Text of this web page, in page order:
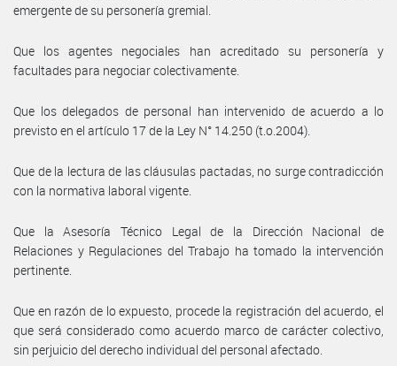
emergente de su personería gremial.
Que los agentes negociales han acreditado su personería y
facultades para negociar colectivamente.
Que los delegados de personal han intervenido de acuerdo a lo
previsto en el artículo 17 de la Ley N° 14.250 (t.o.2004).
Que de la lectura de las cláusulas pactadas, no surge contradicción
con la normativa laboral vigente.
Que la Asesoría Técnico Legal de la Dirección Nacional de
Relaciones y Regulaciones del Trabajo ha tomado la intervención
pertinente.
Que en razón de lo expuesto, procede la registración del acuerdo, el
que será considerado como acuerdo marco de carácter colectivo,
sin perjuicio del derecho individual del personal afectado.